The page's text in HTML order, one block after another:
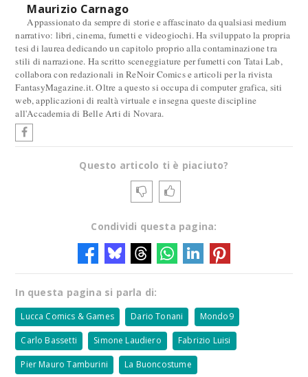
Maurizio Carnago
Appassionato da sempre di storie e affascinato da qualsiasi medium
narrativo: libri, cinema, fumetti e videogiochi. Ha sviluppato la propria
tesi di laurea dedicando un capitolo proprio alla contaminazione tra
stili di narrazione. Ha scritto sceneggiature per fumetti con Tatai Lab,
collabora con redazionali in ReNoir Comics e articoli per la rivista
FantasyMagazine.it. Oltre a questo si occupa di computer grafica, siti
web, applicazioni di realtà virtuale e insegna queste discipline
all'Accademia di Belle Arti di Novara.
Questo articolo ti è piaciuto?
Condividi questa pagina:
In questa pagina si parla di:
Lucca Comics & Games Dario Tonani Mondo9
Carlo Bassetti Simone Laudiero Fabrizio Luisi
Pier Mauro Tamburini La Buoncostume